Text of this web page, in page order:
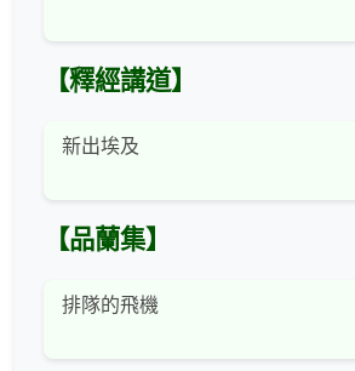
【釋經講道】
新出埃及
【品蘭集】
排隊的飛機